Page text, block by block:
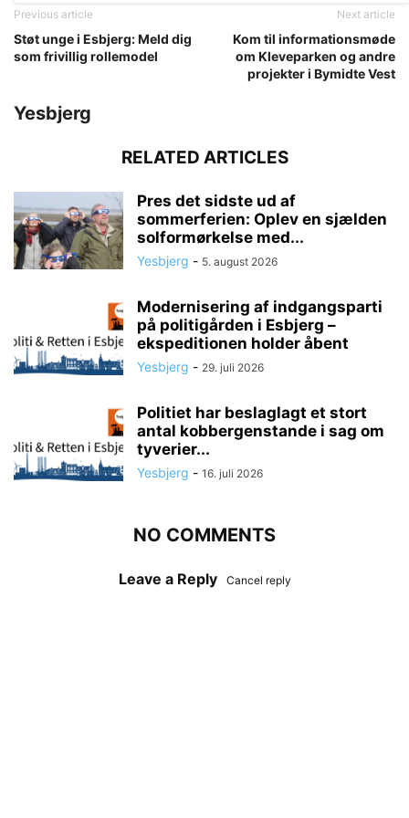
Previous article
Støt unge i Esbjerg: Meld dig
som frivillig rollemodel
Next article
Kom til informationsmøde
om Kleveparken og andre
projekter i Bymidte Vest
Yesbjerg
RELATED ARTICLES
Pres det sidste ud af
sommerferien: Oplev en sjælden
solformørkelse med...
Yesbjerg - 5. august 2026
Modernisering af indgangsparti
på politigården i Esbjerg –
ekspeditionen holder åbent
Yesbjerg - 29. juli 2026
Politiet har beslaglagt et stort
antal kobbergenstande i sag om
tyverier...
Yesbjerg - 16. juli 2026
NO COMMENTS
Leave a Reply Cancel reply